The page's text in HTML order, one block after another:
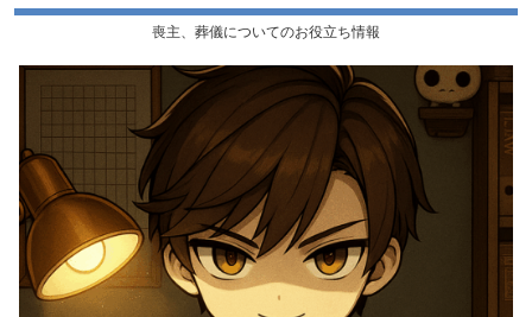
喪主、葬儀についてのお役立ち情報